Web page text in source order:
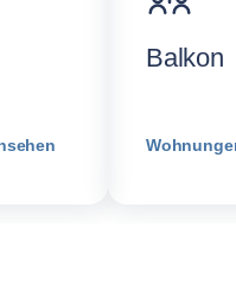
Balkon